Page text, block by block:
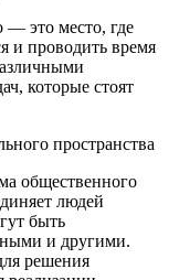
— это место, где
и проводить время
которые стоят
пространства
общественного
людей
быть
и другими.
решения